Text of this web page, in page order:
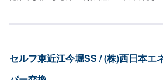
セルフ東近江今堀SS / (株)西日本エ